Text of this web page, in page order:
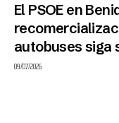
El PSOE en
autobuses siga
09/07/2026